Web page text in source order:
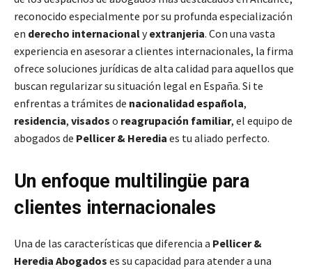
reconocido especialmente por su profunda especialización
en derecho internacionalyextranjeria. Con una vasta
experiencia en asesorar a clientes internacionales, la firma
ofrece soluciones jurídicas de alta calidad para aquellos que
buscan regularizar su situación legal en España. Si te
enfrentas a trámites de nacionalidad española,
residencia, visados o reagrupación familiar, el equipo de
abogados de Pellicer & Heredia es tu aliado perfecto.
Un enfoque multilingüe para
clientes internacionales
Una de las características que diferencia a Pellicer &
Heredia Abogados es su capacidad para atender a una